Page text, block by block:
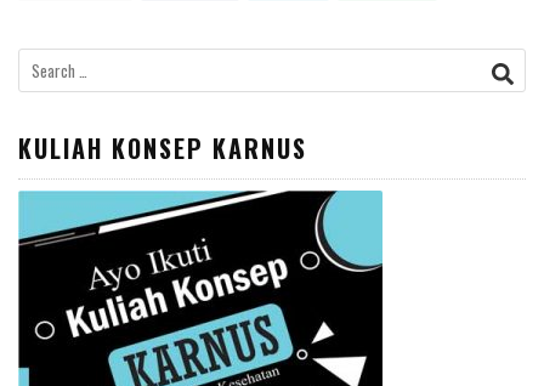
Search
for:
KULIAH KONSEP KARNUS